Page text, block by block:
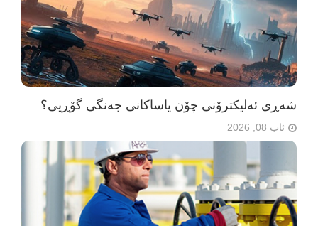
شەڕی ئەلیکترۆنی چۆن یاساکانی جەنگی گۆڕیی؟
ئاب 08, 2026